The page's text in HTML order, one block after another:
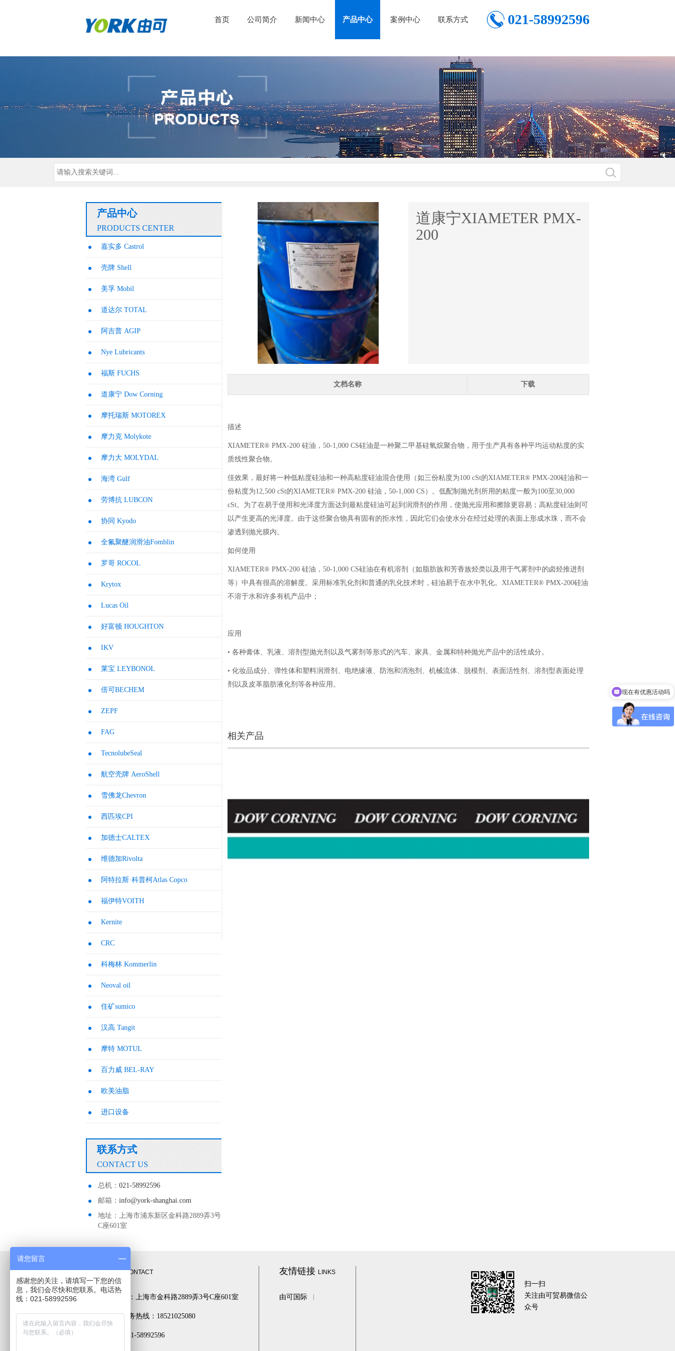
首页 公司简介 新闻中心 产品中心 案例中心 联系方式 021-58992596
产品中心
PRODUCTS CENTER
嘉实多 Castrol
壳牌 Shell
美孚 Mobil
道达尔 TOTAL
阿吉普 AGIP
Nye Lubricants
福斯 FUCHS
道康宁 Dow Corning
摩托瑞斯 MOTOREX
摩力克 Molykote
摩力大 MOLYDAL
海湾 Gulf
劳博抗 LUBCON
协同 Kyodo
全氟聚醚润滑油Fomblin
罗哥 ROCOL
Krytox
Lucas Oil
好富顿 HOUGHTON
IKV
莱宝 LEYBONOL
倍可BECHEM
ZEPF
FAG
TecnolubeSeal
航空壳牌 AeroShell
雪佛龙Chevron
西匹埃CPI
加德士CALTEX
维德加Rivolta
阿特拉斯·科普柯Atlas Copco
福伊特VOITH
Kernite
CRC
科梅林 Kommerlin
Neoval oil
住矿sumico
汉高 Tangit
摩特 MOTUL
百力威 BEL-RAY
欧美油脂
进口设备
联系方式
CONTACT US
总机： 021-58992596
邮箱： info@york-shanghai.com
地址：上海市浦东新区金科路2889弄3号
C座601室
道康宁XIAMETER PMX-
200
文档名称 下载
描述
XIAMETER® PMX-200 硅油，50-1,000 CS硅油是一种聚二甲基硅氧烷聚合物，用于生产具有各种平均运动粘度的实
质线性聚合物。
佳效果，最好将一种低粘度硅油和一种高粘度硅油混合使用（如三份粘度为100 cSt的XIAMETER® PMX-200硅油和一
份粘度为12,500 cSt的XIAMETER® PMX-200 硅油，50-1,000 CS）。低配制抛光剂所用的粘度一般为100至30,000
cSt。为了在易于使用和光泽度方面达到最粘度硅油可起到润滑剂的作用，使抛光应用和擦除更容易；高粘度硅油则可
以产生更高的光泽度。由于这些聚合物具有固有的拒水性，因此它们会使水分在经过处理的表面上形成水珠，而不会
渗透到抛光膜内。
如何使用
XIAMETER® PMX-200 硅油，50-1,000 CS硅油在有机溶剂（如脂肪族和芳香族烃类以及用于气雾剂中的卤烃推进剂
等）中具有很高的溶解度。采用标准乳化剂和普通的乳化技术时，硅油易于在水中乳化。XIAMETER® PMX-200硅油
不溶于水和许多有机产品中；
应用
• 各种膏体、乳液、溶剂型抛光剂以及气雾剂等形式的汽车、家具、金属和特种抛光产品中的活性成分。
• 化妆品成分、弹性体和塑料润滑剂、电绝缘液、防泡和消泡剂、机械流体、脱模剂、表面活性剂、溶剂型表面处理
剂以及皮革脂肪液化剂等各种应用。
相关产品
联系方式CONTACT
公司地址：上海市金科路2889弄3号C座601室
24小时服务热线：18521025080
电话： 021-58992596
友情链接 LINKS
由可国际
扫一扫
关注由可贸易微信公
众号
现在有优惠活动吗
请您留言
感谢您的关注，请填写一下您的信
息，我们会尽快和您联系。电话热
线：021-58992596